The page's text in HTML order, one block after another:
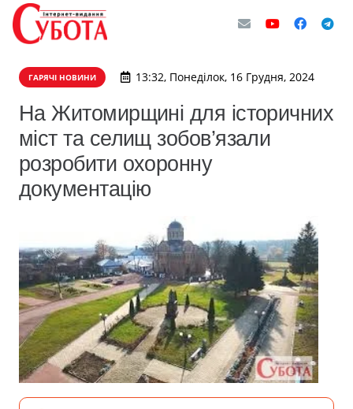
ГАРЯЧІ НОВИНИ 13:32, Понеділок, 16 Грудня, 2024
На Житомирщині для історичних
міст та селищ зобов’язали
розробити охоронну
документацію